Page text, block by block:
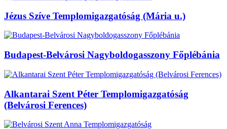
Jézus Szíve Templomigazgatóság (Mária u.)
Budapest-Belvárosi Nagyboldogasszony Főplébánia
Alkantarai Szent Péter Templomigazgatóság
(Belvárosi Ferences)